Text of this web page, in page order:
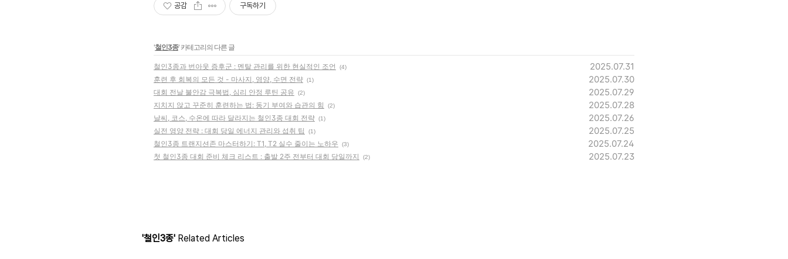
공감 구독하기
'철인3종' 카테고리의 다른 글
철인3종과 번아웃 증후군 : 멘탈 관리를 위한 현실적인 조언 (4) 2025.07.31
훈련 후 회복의 모든 것 - 마사지, 영양, 수면 전략 (1) 2025.07.30
대회 전날 불안감 극복법, 심리 안정 루틴 공유 (2) 2025.07.29
지치지 않고 꾸준히 훈련하는 법: 동기 부여와 습관의 힘 (2) 2025.07.28
날씨, 코스, 수온에 따라 달라지는 철인3종 대회 전략 (1) 2025.07.26
실전 영양 전략 : 대회 당일 에너지 관리와 섭취 팁 (1) 2025.07.25
철인3종 트랜지션존 마스터하기: T1, T2 실수 줄이는 노하우 (3) 2025.07.24
첫 철인3종 대회 준비 체크 리스트 : 출발 2주 전부터 대회 당일까지 (2) 2025.07.23
'철인3종' Related Articles